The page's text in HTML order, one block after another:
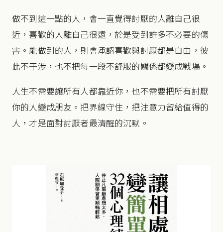
做不到這一點的人，會一直覺得討厭的人離自己很
近，喜歡的人離自己很遠，於是受到許多不必要的傷
害。能做到的人，則會承認喜歡與討厭都是自由，彼
此不干涉，也不把每一段不舒服的關係都變成戰場。
人生不需要讓所有人都靠近你，也不需要把所有討厭
你的人變成朋友。把界線守住，把注意力留給值得的
人，才是面對討厭者最清醒的沉默。